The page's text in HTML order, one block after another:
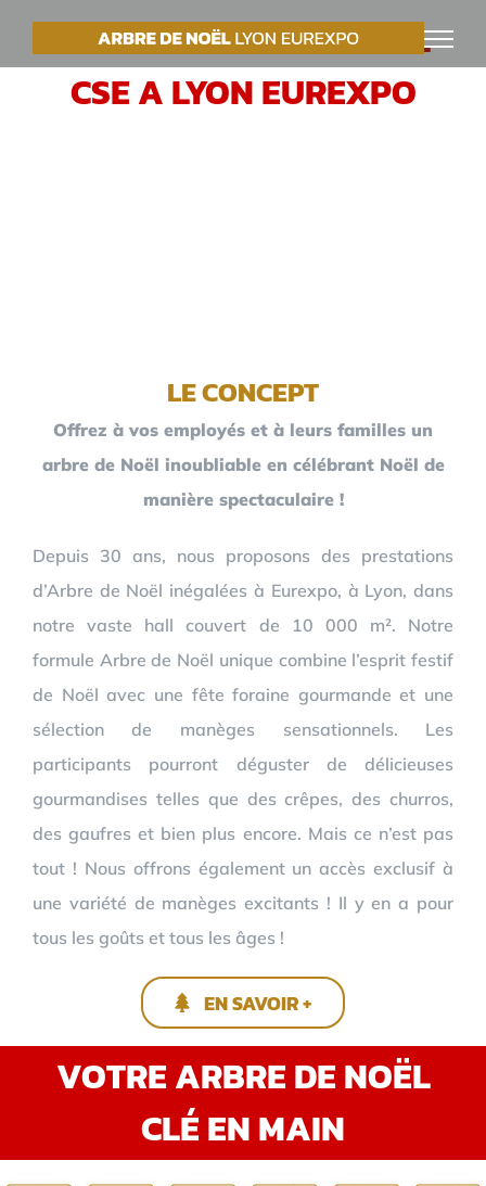
PasserVOTRE ARBRE DE NOËL
CSE A LYON EUREXPO
LE CONCEPT
Offrez à vos employés et à leurs familles un
arbre de Noël inoubliable en célébrant Noël de
manière spectaculaire !
Depuis 30 ans, nous proposons des prestations
d’Arbre de Noël inégalées à Eurexpo, à Lyon, dans
notre vaste hall couvert de 10 000 m². Notre
formule Arbre de Noël unique combine l’esprit festif
de Noël avec une fête foraine gourmande et une
sélection de manèges sensationnels. Les
participants pourront déguster de délicieuses
gourmandises telles que des crêpes, des churros,
des gaufres et bien plus encore. Mais ce n’est pas
tout ! Nous offrons également un accès exclusif à
une variété de manèges excitants ! Il y en a pour
tous les goûts et tous les âges !
EN SAVOIR +
VOTRE ARBRE DE NOËL
CLÉ EN MAIN